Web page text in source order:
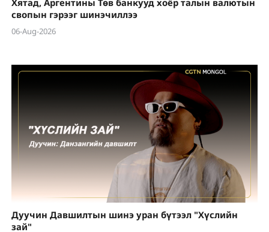
свопын гэрээг шинэчиллээ
06-Aug-2026
Дуучин Давшилтын шинэ уран бүтээл "Хүслийн
зай"